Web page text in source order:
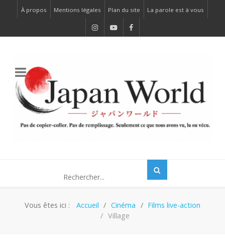
À propos Mentions légales Plan du site La parole est à vous
Vous êtes ici : Accueil Cinéma
Films live-action
Village